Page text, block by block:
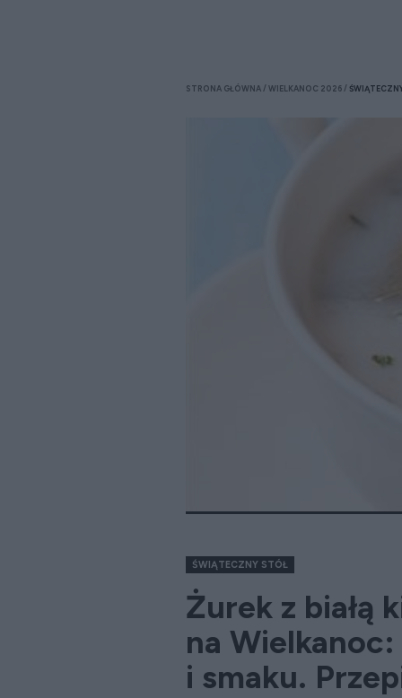
STRONA GŁÓWNA WIELKANOC 2026
ŚWIĄTECZNY STÓŁ
Żurek z białą
na
i smaku.